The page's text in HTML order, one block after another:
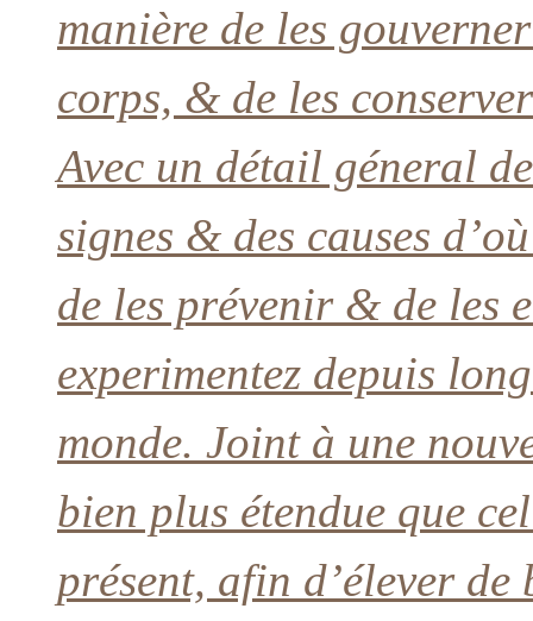
manière de les
corps, & de les
Avec un détail géneral
signes & des causes
de les prévenir & de les
experimentez depuis
monde. Joint à une
bien plus étendue que
présent, afin d’élever